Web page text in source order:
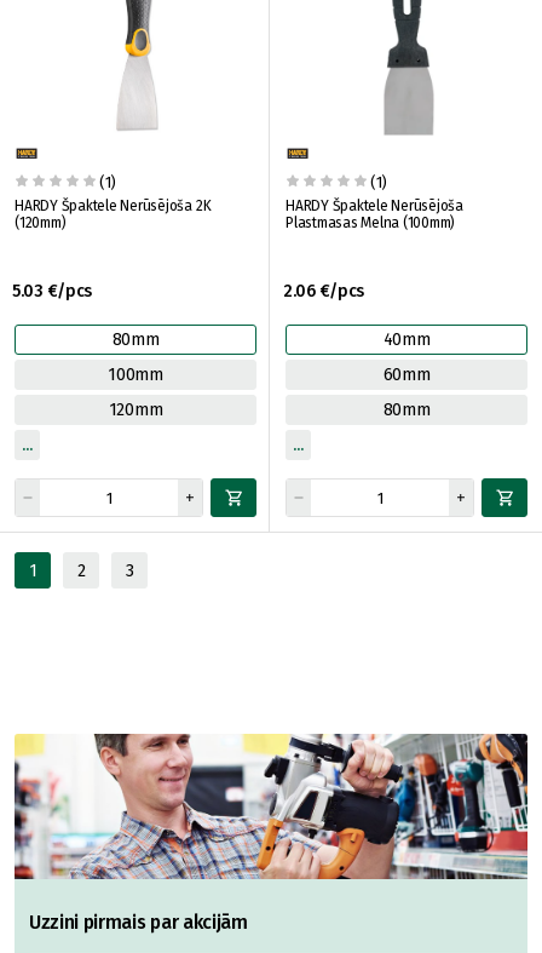
(1)
HARDY Špaktele Nerūsējoša 2K
(120mm)
5.03 €/pcs
80mm
100mm
120mm
(1)
HARDY Špaktele Nerūsējoša
Plastmasas Melna (100mm)
2.06 €/pcs
40mm
60mm
80mm
1 2 3
Uzzini pirmais par akcijām